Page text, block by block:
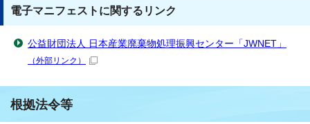
電子マニフェストに関するリンク
公益財団法人 日本産業廃棄物処理振興センター「JWNET」
（外部リンク）
根拠法令等